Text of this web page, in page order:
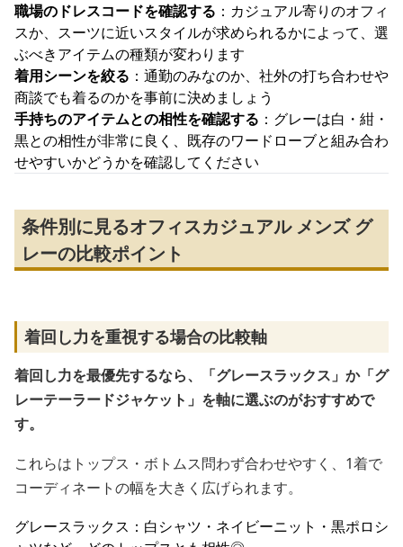
職場のドレスコードを確認する ：カジュアル寄りのオフィ
スか、スーツに近いスタイルが求められるかによって、選
ぶべきアイテムの種類が変わります
着用シーンを絞る ：通勤のみなのか、社外の打ち合わせや
商談でも着るのかを事前に決めましょう
手持ちのアイテムとの相性を確認する ：グレーは白・紺・
黒との相性が非常に良く、既存のワードローブと組み合わ
せやすいかどうかを確認してください
条件別に見るオフィスカジュアル メンズ グ
レーの比較ポイント
着回し力を重視する場合の比較軸
着回し力を最優先するなら、「グレースラックス」か「グ
レーテーラードジャケット」を軸に選ぶのがおすすめで
す。
これらはトップス・ボトムス問わず合わせやすく、1着で
コーディネートの幅を大きく広げられます。
グレースラックス：白シャツ・ネイビーニット・黒ポロシ